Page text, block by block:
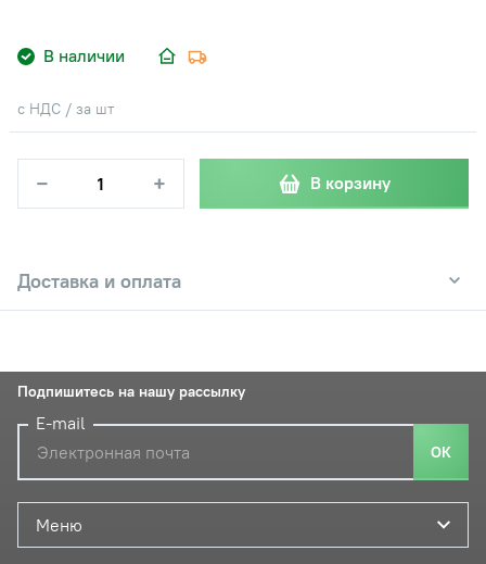
В наличии
с НДС / за шт
− + В корзину
Доставка и оплата
Меню
Подпишитесь на нашу рассылку
E-mail
ОК